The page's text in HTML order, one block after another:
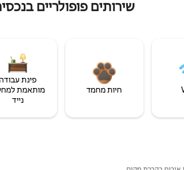
שירותים פופולריים
חיות מחמד
פינת עבודה
מותאמת
נייד